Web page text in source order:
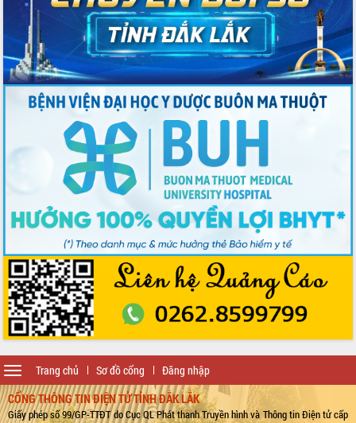
Trang chủ Sơ đồ cổng Đăng nhập
Toggle
navigation
CỔNG THÔNG TIN ĐIỆN TỬ TỈNH ĐẮK LẮK
Giấy phép số 99/GP-TTĐT do Cục QL Phát thanh Truyền hình và Thông tin Điện tử cấp